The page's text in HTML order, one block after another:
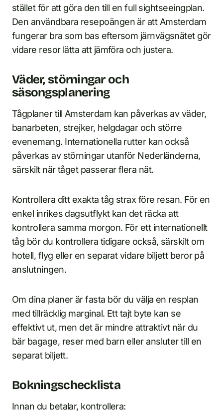
stället för att göra den till en full sightseeingplan.
Den användbara resepoängen är att Amsterdam
fungerar bra som bas eftersom järnvägsnätet gör
vidare resor lätta att jämföra och justera.
Väder, störningar och
säsongsplanering
Tågplaner till Amsterdam kan påverkas av väder,
banarbeten, strejker, helgdagar och större
evenemang. Internationella rutter kan också
påverkas av störningar utanför Nederländerna,
särskilt när tåget passerar flera nät.
Kontrollera ditt exakta tåg strax före resan. För en
enkel inrikes dagsutflykt kan det räcka att
kontrollera samma morgon. För ett internationellt
tåg bör du kontrollera tidigare också, särskilt om
hotell, flyg eller en separat vidare biljett beror på
anslutningen.
Om dina planer är fasta bör du välja en resplan
med tillräcklig marginal. Ett tajt byte kan se
effektivt ut, men det är mindre attraktivt när du
bär bagage, reser med barn eller ansluter till en
separat biljett.
Bokningschecklista
Innan du betalar, kontrollera: